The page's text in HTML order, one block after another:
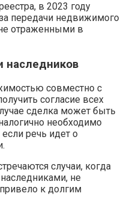
в 2023 году
передачи недвижимого
отраженными в
наследников
совместно с
согласие всех
сделка может быть
необходимо
речь идет о
случаи, когда
не
к долгим